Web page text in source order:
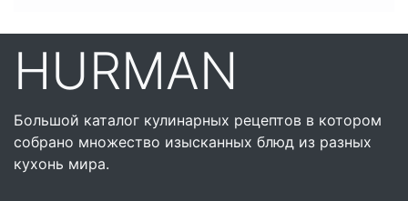
HURMAN
Большой каталог кулинарных рецептов в котором
собрано множество изысканных блюд из разных
кухонь мира.